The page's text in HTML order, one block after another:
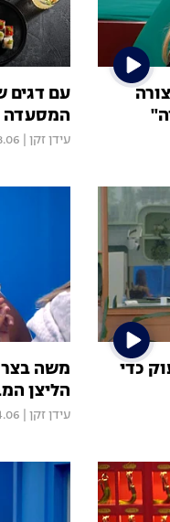
עם דגים
המסעדה
עידן זקן 13:58
כדי
משה
הליצן
עידן זקן 16:03